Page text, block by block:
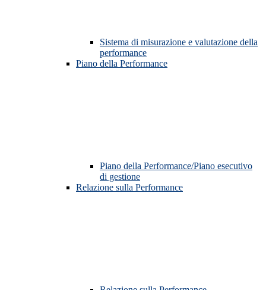
Sistema di misurazione e valutazione della
performance
Piano della Performance
Piano della Performance/Piano esecutivo
di gestione
Relazione sulla Performance